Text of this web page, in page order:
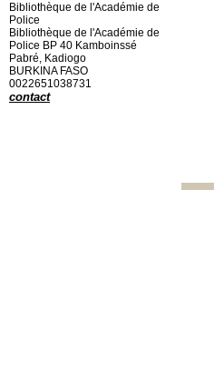
Bibliothèque de l'Académie de
Police
Bibliothèque de l'Académie de
Police BP 40 Kamboinssé
Pabré, Kadiogo
BURKINA FASO
0022651038731
contact